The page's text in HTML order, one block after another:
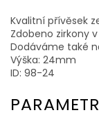
Kvalitní přívěsek
Zdobeno zirkony
Dodáváme také
Výška: 24mm
ID: 98-24